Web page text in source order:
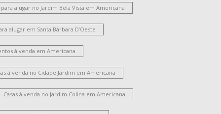
Limpo
Jardim América
Vila Rehder
Terramérica I
Parque das Nações
Liberdade
Santo Antônio
Residencial Jardim Villagio
Portal da Colina
Parque Residencial Jaguari
Residencial Jardim Villagio II
Jardim Guanabara
Vila Bela
para alugar no Jardim Bela Vista em Americana
alugar em Santa Bárbara D’Oeste
à venda em Americana
à venda no Cidade Jardim em Americana
Casas à venda no Jardim Colina em Americana